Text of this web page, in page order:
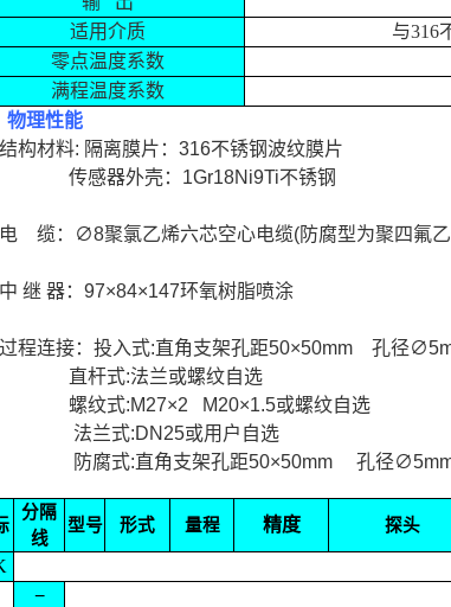
适用介质
与316
零点温度系数
满程温度系数
物理性能
构材料: 隔离膜片：316不锈钢波纹膜片
感器外壳：1Gr18Ni9Ti不锈钢
缆：∅8聚氯乙烯六芯空心电缆(防腐型为聚四氟
继 器：97×84×147环氧树脂喷涂
程连接：投入式:直角支架孔距50×50mm 孔径
杆式:法兰或螺纹自选
纹式:M27×2 M20×1.5或螺纹自选
兰式:DN25或用户自选
腐式:直角支架孔距50×50mm 孔径
分隔
线
型号 形式 量程 精度 探头
−